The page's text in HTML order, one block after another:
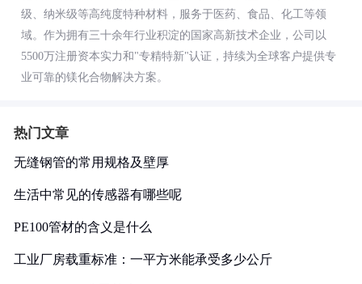
级、纳米级等高纯度特种材料，服务于医药、食品、化工等领
域。作为拥有三十余年行业积淀的国家高新技术企业，公司以
5500万注册资本实力和"专精特新"认证，持续为全球客户提供专
业可靠的镁化合物解决方案。
热门文章
无缝钢管的常用规格及壁厚
生活中常见的传感器有哪些呢
PE100管材的含义是什么
工业厂房载重标准：一平方米能承受多少公斤